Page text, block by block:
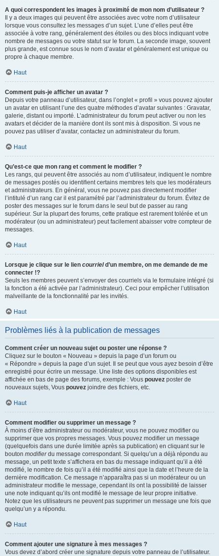
A quoi correspondent les images à proximité de mon nom d’utilisateur ?
Il y a deux images qui peuvent être associées avec votre nom d’utilisateur
lorsque vous consultez les messages d’un sujet. L’une d’elles peut être
associée à votre rang, généralement des étoiles ou des blocs indiquant votre
nombre de messages ou votre statut sur le forum. La seconde image, souvent
plus grande, est connue sous le nom d’avatar et généralement est unique ou
propre à chaque membre.
Haut
Comment puis-je afficher un avatar ?
Depuis votre panneau d’utilisateur, dans l’onglet « profil » vous pouvez ajouter
un avatar en utilisant l’une des quatre méthodes d’avatar suivantes : Gravatar,
galerie, distant ou importé. L’administrateur du forum peut activer ou non les
avatars et décider de la manière dont ils sont mis à disposition. Si vous ne
pouvez pas utiliser d’avatar, contactez un administrateur du forum.
Haut
Qu’est-ce que mon rang et comment le modifier ?
Les rangs, qui peuvent être associés au nom d’utilisateur, indiquent le nombre
de messages postés ou identifient certains membres tels que les modérateurs
et administrateurs. En général, vous ne pouvez pas directement modifier
l’intitulé d’un rang car il est paramétré par l’administrateur du forum. Évitez de
poster des messages sur le forum dans le seul but de passer au rang
supérieur. Sur la plupart des forums, cette pratique est rarement tolérée et un
modérateur (ou un administrateur) peut facilement abaisser votre compteur de
messages.
Haut
Lorsque je clique sur le lien courrield’un membre, on me demande de me
connecter !?
Seuls les membres peuvent s’envoyer des courriels via le formulaire intégré (si
la fonction a été activée par l’administrateur). Ceci pour empêcher l’utilisation
malveillante de la fonctionnalité par les invités.
Haut
Problèmes liés à la publication de messages
Comment créer un nouveau sujet ou poster une réponse ?
Cliquez sur le bouton « Nouveau » depuis la page d’un forum ou
« Répondre » depuis la page d’un sujet. Il se peut que vous ayez besoin d’être
enregistré pour écrire un message. Une liste des options disponibles est
affichée en bas de page des forums, exemple : Vous pouvez poster de
nouveaux sujets, Vous pouvez joindre des fichiers, etc.
Haut
Comment modifier ou supprimer un message ?
À moins d’être administrateur ou modérateur, vous ne pouvez modifier ou
supprimer que vos propres messages. Vous pouvez modifier un message
(quelquefois dans une durée limitée après sa publication) en cliquant sur le
bouton modifierdu message correspondant. Si quelqu’un a déjà répondu au
message, un petit texte s’affichera en bas du message indiquant qu’il a été
modifié, le nombre de fois qu’il a été modifié ainsi que la date et l’heure de la
dernière modification. Ce message n’apparaîtra pas si un modérateur ou un
administrateur modifie le message, cependant ils ont la possibilité de laisser
une note indiquant qu’ils ont modifié le message de leur propre initiative.
Notez que les utilisateurs ne peuvent pas supprimer un message une fois que
quelqu’un y a répondu.
Haut
Comment ajouter une signature à mes messages ?
Vous devez d’abord créer une signature depuis votre panneau de l’utilisateur.